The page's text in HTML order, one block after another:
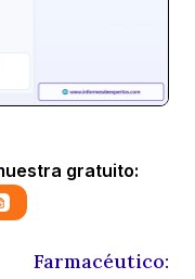
gratuito: